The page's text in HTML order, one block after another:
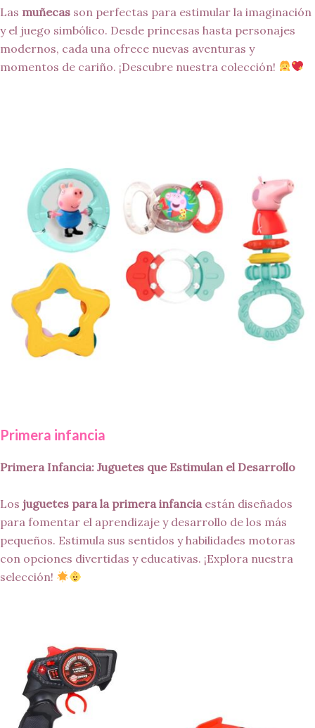
Las muñecas son perfectas para estimular la imaginación
y el juego simbólico. Desde princesas hasta personajes
modernos, cada una ofrece nuevas aventuras y
momentos de cariño. ¡Descubre nuestra colección!
Primera infancia
Primera Infancia: Juguetes que Estimulan el Desarrollo
Los juguetes para la primera infanciaestán diseñados
para fomentar el aprendizaje y desarrollo de los más
pequeños. Estimula sus sentidos y habilidades motoras
con opciones divertidas y educativas. ¡Explora nuestra
selección!